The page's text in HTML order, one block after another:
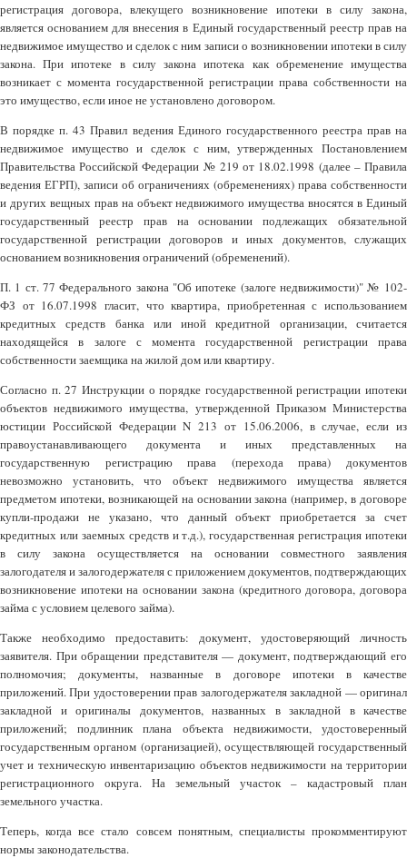
регистрация договора, влекущего возникновение ипотеки в силу закона,
является основанием для внесения в Единый государственный реестр прав на
недвижимое имущество и сделок с ним записи о возникновении ипотеки в силу
закона. При ипотеке в силу закона ипотека как обременение имущества
возникает с момента государственной регистрации права собственности на
это имущество, если иное не установлено договором.
В порядке п. 43 Правил ведения Единого государственного реестра прав на
недвижимое имущество и сделок с ним, утвержденных Постановлением
Правительства Российской Федерации № 219 от 18.02.1998 (далее – Правила
ведения ЕГРП), записи об ограничениях (обременениях) права собственности
и других вещных прав на объект недвижимого имущества вносятся в Единый
государственный реестр прав на основании подлежащих обязательной
государственной регистрации договоров и иных документов, служащих
основанием возникновения ограничений (обременений).
П. 1 ст. 77 Федерального закона "Об ипотеке (залоге недвижимости)" № 102-
ФЗ от 16.07.1998 гласит, что квартира, приобретенная с использованием
кредитных средств банка или иной кредитной организации, считается
находящейся в залоге с момента государственной регистрации права
собственности заемщика на жилой дом или квартиру.
Согласно п. 27 Инструкции о порядке государственной регистрации ипотеки
объектов недвижимого имущества, утвержденной Приказом Министерства
юстиции Российской Федерации N 213 от 15.06.2006, в случае, если из
правоустанавливающего документа и иных представленных на
государственную регистрацию права (перехода права) документов
невозможно установить, что объект недвижимого имущества является
предметом ипотеки, возникающей на основании закона (например, в договоре
купли-продажи не указано, что данный объект приобретается за счет
кредитных или заемных средств и т.д.), государственная регистрация ипотеки
в силу закона осуществляется на основании совместного заявления
залогодателя и залогодержателя с приложением документов, подтверждающих
возникновение ипотеки на основании закона (кредитного договора, договора
займа с условием целевого займа).
Также необходимо предоставить: документ, удостоверяющий личность
заявителя. При обращении представителя — документ, подтверждающий его
полномочия; документы, названные в договоре ипотеки в качестве
приложений. При удостоверении прав залогодержателя закладной — оригинал
закладной и оригиналы документов, названных в закладной в качестве
приложений; подлинник плана объекта недвижимости, удостоверенный
государственным органом (организацией), осуществляющей государственный
учет и техническую инвентаризацию объектов недвижимости на территории
регистрационного округа. На земельный участок – кадастровый план
земельного участка.
Теперь, когда все стало совсем понятным, специалисты прокомментируют
нормы законодательства.